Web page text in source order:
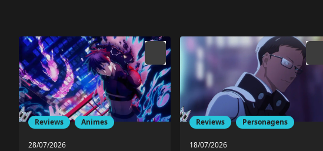
Reviews Animes
28/07/2026
Reviews Personagens
18/07/2026